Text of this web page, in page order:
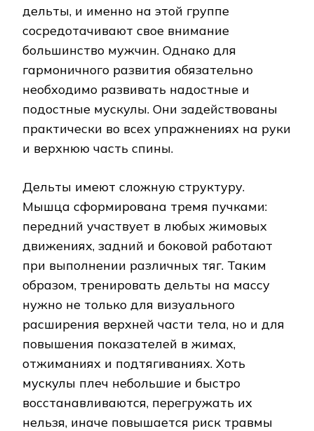
дельты, и именно на этой группе
сосредотачивают свое внимание
большинство мужчин. Однако для
гармоничного развития обязательно
необходимо развивать надостные и
подостные мускулы. Они задействованы
практически во всех упражнениях на руки
и верхнюю часть спины.
Дельты имеют сложную структуру.
Мышца сформирована тремя пучками:
передний участвует в любых жимовых
движениях, задний и боковой работают
при выполнении различных тяг. Таким
образом, тренировать дельты на массу
нужно не только для визуального
расширения верхней части тела, но и для
повышения показателей в жимах,
отжиманиях и подтягиваниях. Хоть
мускулы плеч небольшие и быстро
восстанавливаются, перегружать их
нельзя, иначе повышается риск травмы